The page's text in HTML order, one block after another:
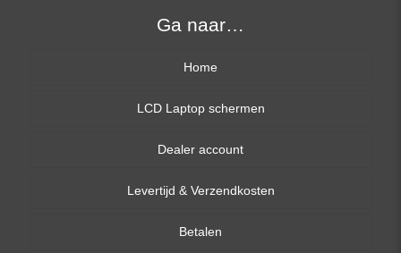
Ga naar…
Home
LCD Laptop schermen
13,3 inch
14,0 inch
15,6 inch
Dealer account
Levertijd & Verzendkosten
Betalen